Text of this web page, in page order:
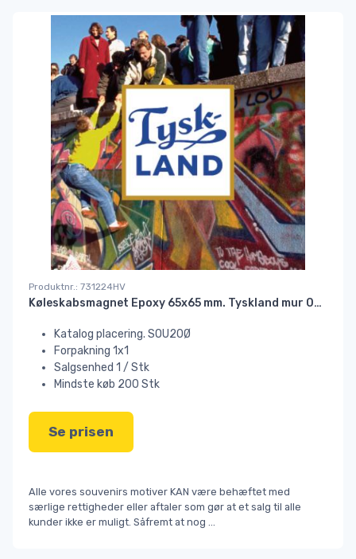
Produktnr.: 731224HV
Køleskabsmagnet Epoxy 65x65 mm. Tyskland mur 03 HEAVY#
Katalog placering. SOU20Ø
Forpakning 1x1
Salgsenhed 1 / Stk
Mindste køb 200 Stk
Se prisen
Alle vores souvenirs motiver KAN være behæftet med
særlige rettigheder eller aftaler som gør at et salg til alle
kunder ikke er muligt. Såfremt at nog ...